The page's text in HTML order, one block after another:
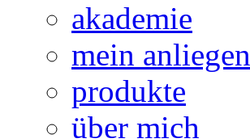
akademie
mein anliegen
produkte
über mich